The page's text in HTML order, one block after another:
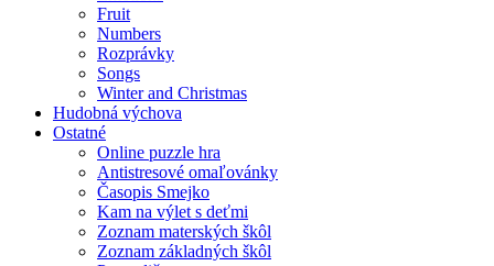
Fruit
Numbers
Rozprávky
Songs
Winter and Christmas
Hudobná výchova
Ostatné
Online puzzle hra
Antistresové omaľovánky
Časopis Smejko
Kam na výlet s deťmi
Zoznam materských škôl
Zoznam základných škôl